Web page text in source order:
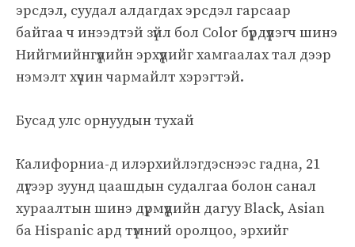
эрсдэл, суудал алдагдах эрсдэл гарсаар
байгаа ч инээдтэй зүйл бол Color бүрдүүлэгч шинэ
Нийгмийнгүүдийн эрхүүдийг хамгаалах тал дээр
нэмэлт хүчин чармайлт хэрэгтэй.
Бусад улс орнуудын тухай
Калифорниа-д илэрхийлэгдэснээс гадна, 21
дүгээр зуунд цаашдын судалгаа болон санал
хураалтын шинэ дүрмүүдийн дагуу Black, Asian
ба Hispanic ард түмний оролцоо, эрхийг